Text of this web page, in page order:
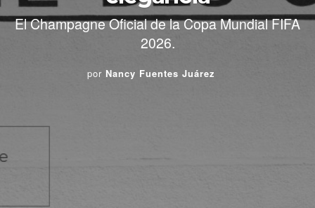
El Champagne Oficial de la Copa Mundial FIFA
2026.
por Nancy Fuentes Juárez